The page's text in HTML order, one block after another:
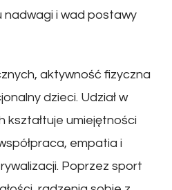
i wad postawy
aktywność fizyczna
dzieci. Udział w
kształtuje umiejętności
empatia i
Poprzez sport